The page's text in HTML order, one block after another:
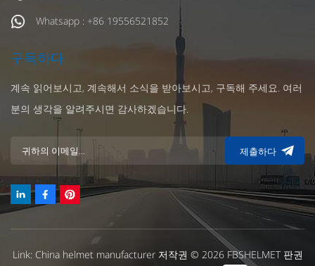
Whatsapp : +86 19556521852
구독하다
계속 읽어보시고, 계속해서 소식을 받아보시고, 구독해 주세요. 여러
분의 생각을 알려주시면 감사하겠습니다.
제출하다
Link: China helmet manufacturer저작권 © 2026 FBSHELMET 판권